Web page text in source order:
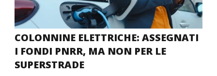
COLONNINE ELETTRICHE: ASSEGNATI
I FONDI PNRR, MA NON PER LE
SUPERSTRADE